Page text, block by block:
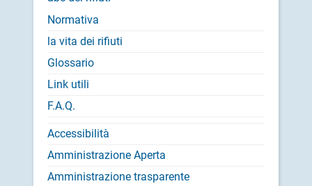
Normativa
la vita dei rifiuti
Glossario
Link utili
F.A.Q.
Accessibilità
Amministrazione Aperta
Amministrazione trasparente